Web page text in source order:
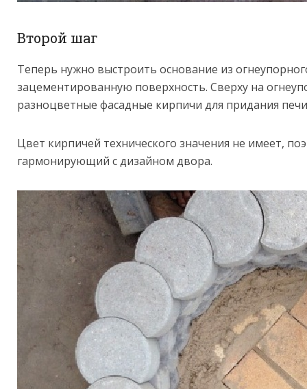
Второй шаг
Теперь нужно выстроить основание из
зацементированную поверхность. Сверху на
разноцветные фасадные кирпичи для придания
Цвет кирпичей технического значения не имеет,
гармонирующий с дизайном двора.